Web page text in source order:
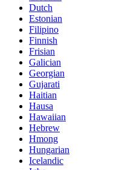
Dutch
Estonian
Filipino
Finnish
Frisian
Galician
Georgian
Gujarati
Haitian
Hausa
Hawaiian
Hebrew
Hmong
Hungarian
Icelandic